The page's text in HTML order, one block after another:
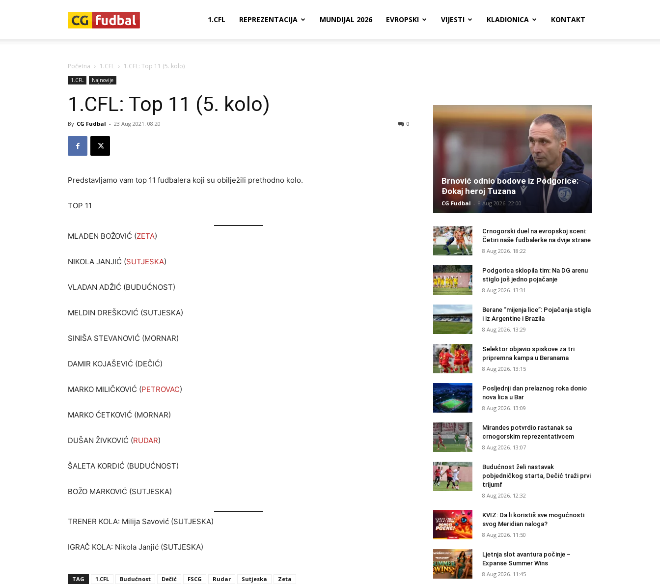
1.CFL REPREZENTACIJA MUNDIJAL 2026 EVROPSKI VIJESTI KLADIONICA KONTAKT
Početna 1.CFL 1.CFL: Top 11 (5. kolo)
1.CFL Najnovije
1.CFL: Top 11 (5. kolo)
By CG Fudbal - 23 Aug 2021. 08:20 0
Predstavljamo vam top 11 fudbalera koji su obilježili prethodno kolo.
TOP 11
MLADEN BOŽOVIĆ (ZETA)
NIKOLA JANJIĆ (SUTJESKA)
VLADAN ADŽIĆ (BUDUĆNOST)
MELDIN DREŠKOVIĆ (SUTJESKA)
SINIŠA STEVANOVIĆ (MORNAR)
DAMIR KOJAŠEVIĆ (DEČIĆ)
MARKO MILIČKOVIĆ (PETROVAC)
MARKO ĆETKOVIĆ (MORNAR)
DUŠAN ŽIVKOVIĆ (RUDAR)
ŠALETA KORDIĆ (BUDUĆNOST)
BOŽO MARKOVIĆ (SUTJESKA)
TRENER KOLA: Milija Savović (SUTJESKA)
IGRAČ KOLA: Nikola Janjić (SUTJESKA)
TAG 1.CFL Budućnost Dečić FSCG Rudar Sutjeska Zeta
Brnović odnio bodove iz Podgorice:
Đokaj heroj Tuzana
CG Fudbal - 8 Aug 2026. 22:00
Crnogorski duel na evropskoj sceni:
Četiri naše fudbalerke na dvije strane
8 Aug 2026. 18:22
Podgorica sklopila tim: Na DG arenu
stiglo još jedno pojačanje
8 Aug 2026. 13:31
Berane “mijenja lice”: Pojačanja stigla
i iz Argentine i Brazila
8 Aug 2026. 13:29
Selektor objavio spiskove za tri
pripremna kampa u Beranama
8 Aug 2026. 13:15
Posljednji dan prelaznog roka donio
nova lica u Bar
8 Aug 2026. 13:09
Mirandes potvrdio rastanak sa
crnogorskim reprezentativcem
8 Aug 2026. 13:07
Budućnost želi nastavak
pobjedničkog starta, Dečić traži prvi
trijumf
8 Aug 2026. 12:32
KVIZ: Da li koristiš sve mogućnosti
svog Meridian naloga?
8 Aug 2026. 11:50
Ljetnja slot avantura počinje –
Expanse Summer Wins
8 Aug 2026. 11:45